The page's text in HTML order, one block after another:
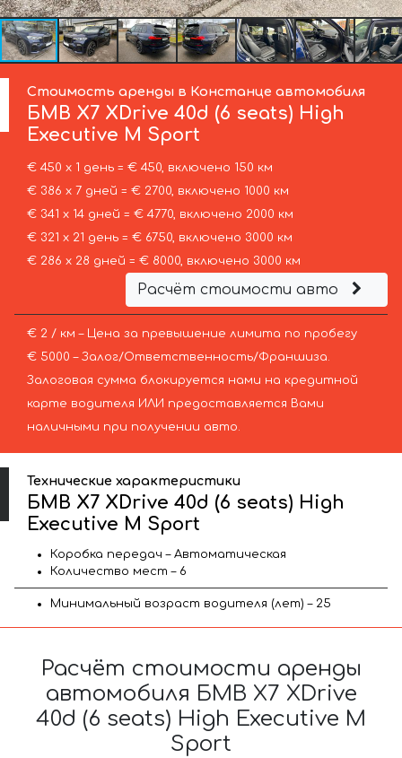
Стоимость аренды в Констанце автомобиля
БМВ X7 XDrive 40d (6 seats) High
Executive M Sport
€ 450 х 1 день = € 450, включено 150 км
€ 386 х 7 дней = € 2700, включено 1000 км
€ 341 х 14 дней = € 4770, включено 2000 км
€ 321 х 21 день = € 6750, включено 3000 км
€ 286 х 28 дней = € 8000, включено 3000 км
Расчёт стоимости авто
€ 2 / км – Цена за превышение лимита по пробегу
€ 5000 – Залог/Ответственность/Франшиза.
Залоговая сумма блокируется нами на кредитной
карте водителя ИЛИ предоставляется Вами
наличными при получении авто.
Технические характеристики
БМВ X7 XDrive 40d (6 seats) High
Executive M Sport
Коробка передач – Автоматическая
Количество мест – 6
Минимальный возраст водителя (лет) – 25
Расчёт стоимости аренды
автомобиля БМВ X7 XDrive
40d (6 seats) High Executive M
Sport